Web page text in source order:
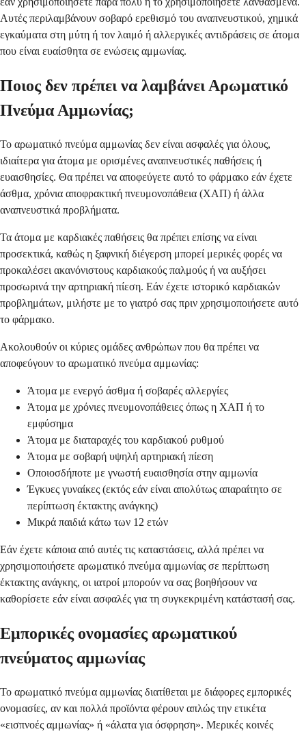
Αυτές περιλαμβάνουν σοβαρό ερεθισμό του αναπνευστικού, χημικά
εγκαύματα στη μύτη ή τον λαιμό ή αλλεργικές αντιδράσεις σε άτομα
που είναι ευαίσθητα σε ενώσεις αμμωνίας.
Ποιος δεν πρέπει να λαμβάνει Αρωματικό
Πνεύμα Αμμωνίας;
Το αρωματικό πνεύμα αμμωνίας δεν είναι ασφαλές για όλους,
ιδιαίτερα για άτομα με ορισμένες αναπνευστικές παθήσεις ή
ευαισθησίες. Θα πρέπει να αποφεύγετε αυτό το φάρμακο εάν έχετε
άσθμα, χρόνια αποφρακτική πνευμονοπάθεια (ΧΑΠ) ή άλλα
αναπνευστικά προβλήματα.
Τα άτομα με καρδιακές παθήσεις θα πρέπει επίσης να είναι
προσεκτικά, καθώς η ξαφνική διέγερση μπορεί μερικές φορές να
προκαλέσει ακανόνιστους καρδιακούς παλμούς ή να αυξήσει
προσωρινά την αρτηριακή πίεση. Εάν έχετε ιστορικό καρδιακών
προβλημάτων, μιλήστε με το γιατρό σας πριν χρησιμοποιήσετε αυτό
το φάρμακο.
Ακολουθούν οι κύριες ομάδες ανθρώπων που θα πρέπει να
αποφεύγουν το αρωματικό πνεύμα αμμωνίας:
Άτομα με ενεργό άσθμα ή σοβαρές αλλεργίες
Άτομα με χρόνιες πνευμονοπάθειες όπως η ΧΑΠ ή το
εμφύσημα
Άτομα με διαταραχές του καρδιακού ρυθμού
Άτομα με σοβαρή υψηλή αρτηριακή πίεση
Οποιοσδήποτε με γνωστή ευαισθησία στην αμμωνία
Έγκυες γυναίκες (εκτός εάν είναι απολύτως απαραίτητο σε
περίπτωση έκτακτης ανάγκης)
Μικρά παιδιά κάτω των 12 ετών
Εάν έχετε κάποια από αυτές τις καταστάσεις, αλλά πρέπει να
χρησιμοποιήσετε αρωματικό πνεύμα αμμωνίας σε περίπτωση
έκτακτης ανάγκης, οι ιατροί μπορούν να σας βοηθήσουν να
καθορίσετε εάν είναι ασφαλές για τη συγκεκριμένη κατάστασή σας.
Εμπορικές ονομασίες αρωματικού
πνεύματος αμμωνίας
Το αρωματικό πνεύμα αμμωνίας διατίθεται με διάφορες εμπορικές
ονομασίες, αν και πολλά προϊόντα φέρουν απλώς την ετικέτα
«εισπνοές αμμωνίας» ή «άλατα για όσφρηση». Μερικές κοινές